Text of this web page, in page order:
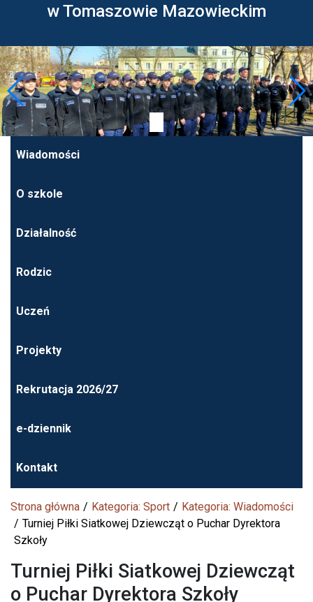
w Tomaszowie Mazowieckim
Wiadomości
O szkole
Działalność
Rodzic
Uczeń
Projekty
Rekrutacja 2026/27
e-dziennik
Kontakt
Strona główna Kategoria: Sport
Kategoria: Wiadomości
Turniej Piłki Siatkowej Dziewcząt o Puchar Dyrektora
Szkoły
Turniej Piłki Siatkowej Dziewcząt
o Puchar Dyrektora Szkoły